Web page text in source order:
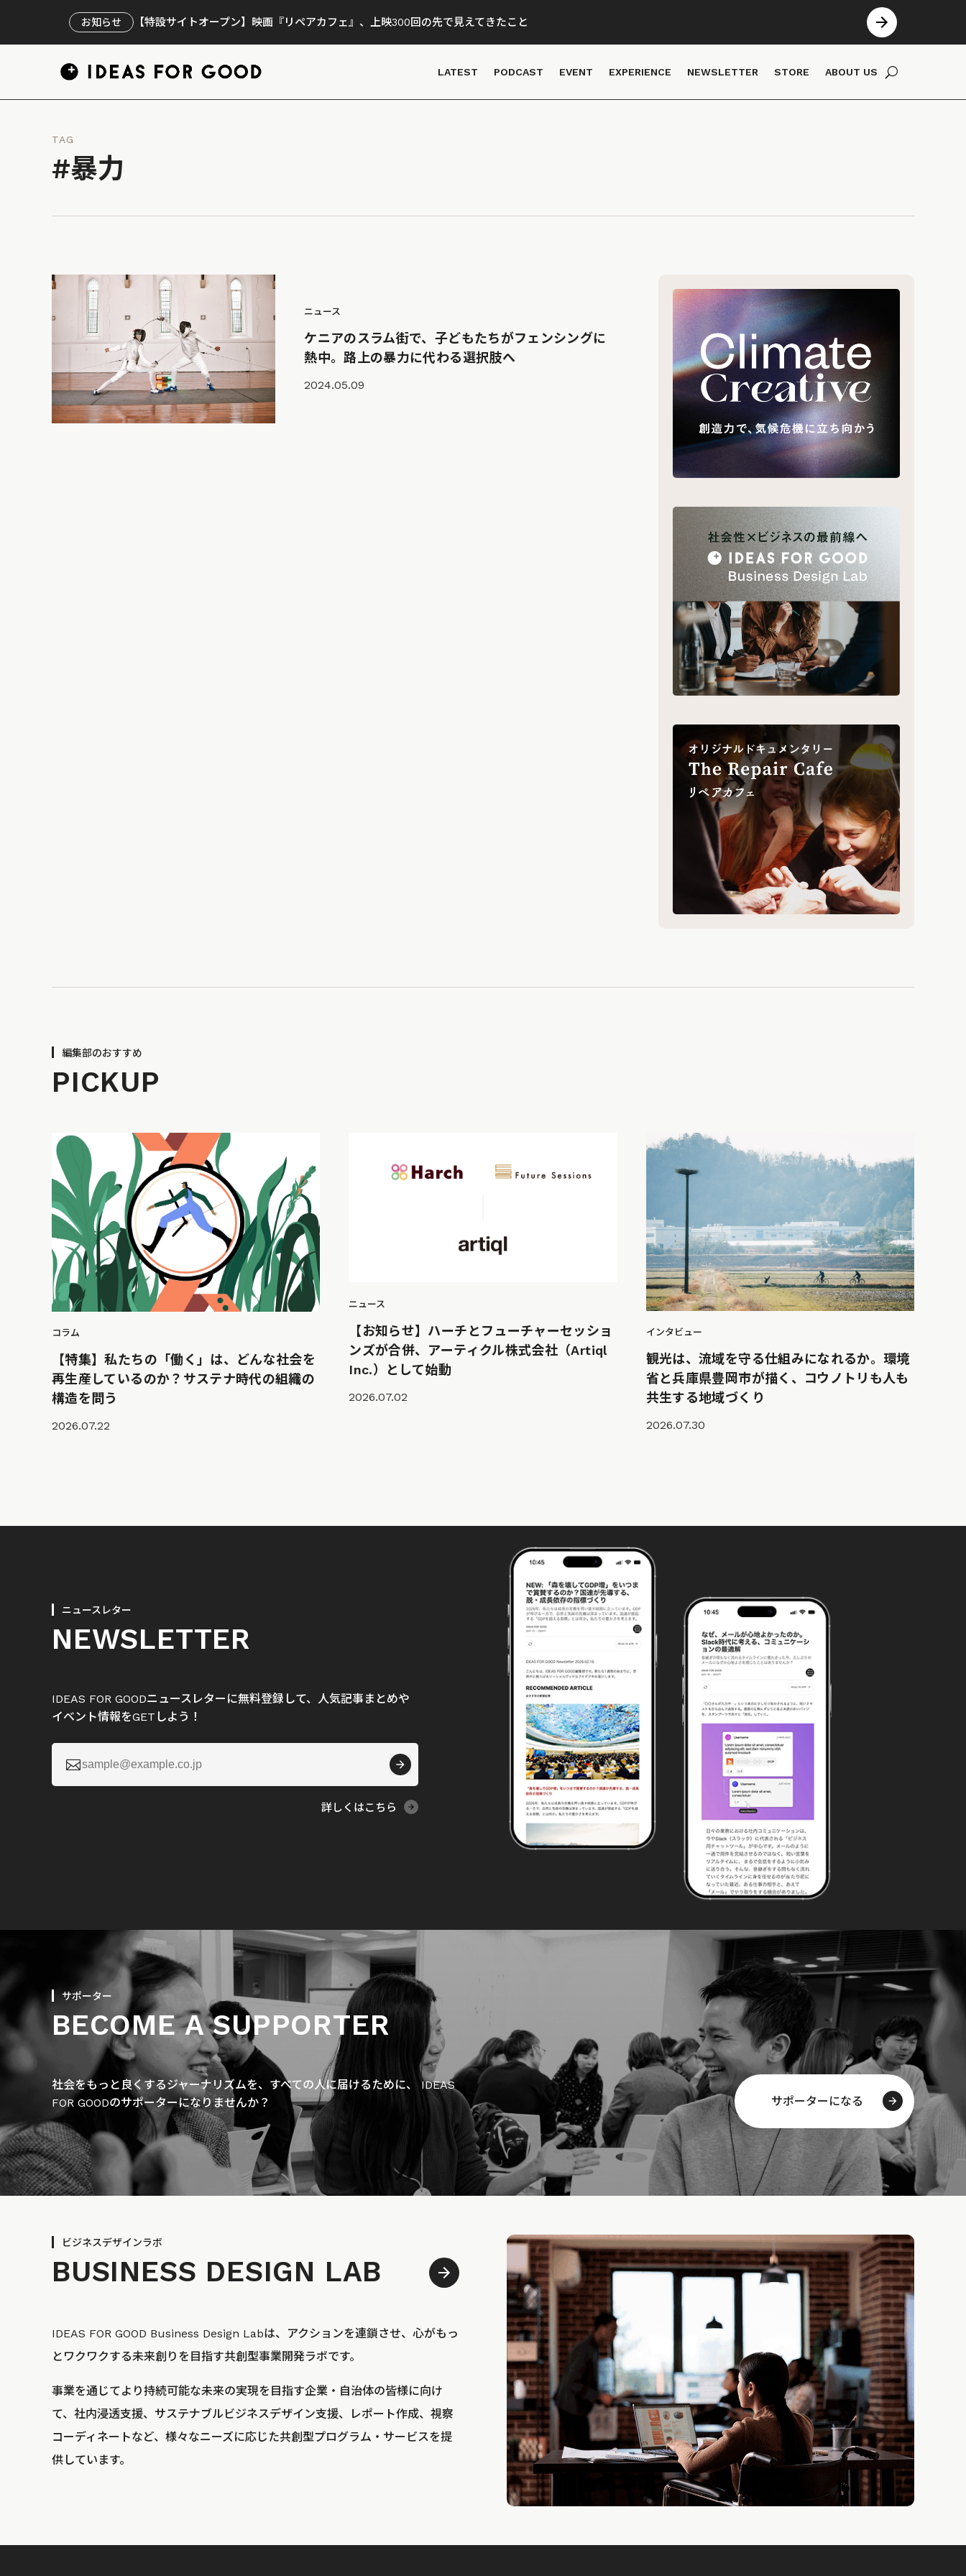
お知らせ 【特設サイトオープン】映画『リペアカフェ』、上映300回の先で見えてきたこと
LATEST PODCAST EVENT EXPERIENCE NEWSLETTER STORE ABOUT US
TAG
#暴力
ニュース
ケニアのスラム街で、子どもたちがフェンシングに
熱中。路上の暴力に代わる選択肢へ
2024.05.09
編集部のおすすめ
PICKUP
コラム
【特集】私たちの「働く」は、どんな社会を
再生産しているのか？サステナ時代の組織の
構造を問う
2026.07.22
ニュース
【お知らせ】ハーチとフューチャーセッショ
ンズが合併、アーティクル株式会社（Artiql
Inc.）として始動
2026.07.02
インタビュー
観光は、流域を守る仕組みになれるか。環境
省と兵庫県豊岡市が描く、コウノトリも人も
共生する地域づくり
2026.07.30
ニュースレター
NEWSLETTER
IDEAS FOR GOODニュースレターに無料登録して、人気記事まとめや
イベント情報をGETしよう！

詳しくはこちら
サポーター
BECOME A SUPPORTER
社会をもっと良くするジャーナリズムを、すべての人に届けるために、 IDEAS
FOR GOODのサポーターになりませんか？
サポーターになる
ビジネスデザインラボ
BUSINESS DESIGN LAB
IDEAS FOR GOOD Business Design Labは、アクションを連鎖させ、心がもっ
とワクワクする未来創りを目指す共創型事業開発ラボです。
事業を通じてより持続可能な未来の実現を目指す企業・自治体の皆様に向け
て、社内浸透支援、サステナブルビジネスデザイン支援、レポート作成、視察
コーディネートなど、様々なニーズに応じた共創型プログラム・サービスを提
供しています。